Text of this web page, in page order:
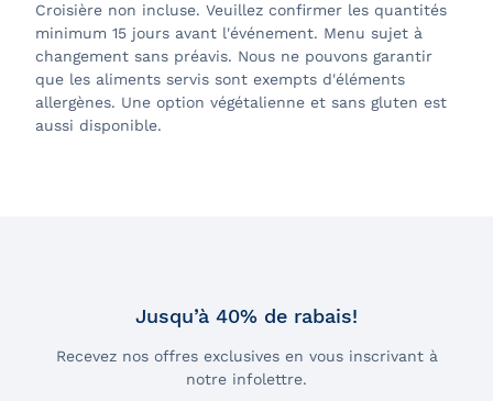
Croisière non incluse. Veuillez confirmer les quantités
minimum 15 jours avant l'événement. Menu sujet à
changement sans préavis. Nous ne pouvons garantir
que les aliments servis sont exempts d'éléments
allergènes. Une option végétalienne et sans gluten est
aussi disponible.
Jusqu’à 40% de rabais!
Recevez nos offres exclusives en vous inscrivant à
notre infolettre.